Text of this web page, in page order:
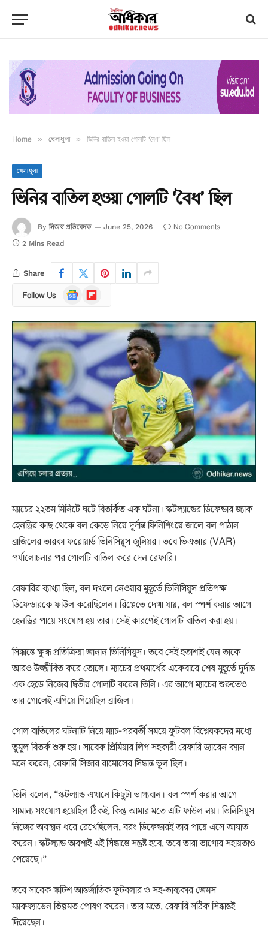
Home » খেলাধুলা » ভিনির বাতিল হওয়া গোলটি ‘বৈধ’ ছিল
খেলাধুলা
ভিনির বাতিল হওয়া গোলটি ‘বৈধ’ ছিল
By নিজস্ব প্রতিবেদক June 25, 2026 No Comments
2 Mins Read
Share
Follow Us
Google
News
Flipboard
ম্যাচের ২২তম মিনিটে ঘটে বিতর্কিত এক ঘটনা। স্কটল্যান্ডের ডিফেন্ডার জ্যাক
হেনড্রির কাছ থেকে বল কেড়ে নিয়ে দুর্দান্ত ফিনিশিংয়ে জালে বল পাঠান
ব্রাজিলের তারকা ফরোয়ার্ড ভিনিসিয়ুস জুনিয়র। তবে ভিএআর (VAR)
পর্যালোচনার পর গোলটি বাতিল করে দেন রেফারি।
রেফারির ব্যাখ্যা ছিল, বল দখলে নেওয়ার মুহূর্তে ভিনিসিয়ুস প্রতিপক্ষ
ডিফেন্ডারকে ফাউল করেছিলেন। রিপ্লেতে দেখা যায়, বল স্পর্শ করার আগে
হেনড্রির পায়ে সংযোগ হয় তার। সেই কারণেই গোলটি বাতিল করা হয়।
সিদ্ধান্তে ক্ষুব্ধ প্রতিক্রিয়া জানান ভিনিসিয়ুস। তবে সেই হতাশাই যেন তাকে
আরও উজ্জীবিত করে তোলে। ম্যাচের প্রথমার্ধের একেবারে শেষ মুহূর্তে দুর্দান্ত
এক হেডে নিজের দ্বিতীয় গোলটি করেন তিনি। এর আগে ম্যাচের শুরুতেও
তার গোলেই এগিয়ে গিয়েছিল ব্রাজিল।
গোল বাতিলের ঘটনাটি নিয়ে ম্যাচ-পরবর্তী সময়ে ফুটবল বিশ্লেষকদের মধ্যে
তুমুল বিতর্ক শুরু হয়। সাবেক প্রিমিয়ার লিগ সহকারী রেফারি ড্যারেন ক্যান
মনে করেন, রেফারি সিজার রামোসের সিদ্ধান্ত ভুল ছিল।
তিনি বলেন, “স্কটল্যান্ড এখানে কিছুটা ভাগ্যবান। বল স্পর্শ করার আগে
সামান্য সংযোগ হয়েছিল ঠিকই, কিন্তু আমার মতে এটি ফাউল নয়। ভিনিসিয়ুস
নিজের অবস্থান ধরে রেখেছিলেন, বরং ডিফেন্ডারই তার পায়ে এসে আঘাত
করেন। স্কটল্যান্ড অবশ্যই এই সিদ্ধান্তে সন্তুষ্ট হবে, তবে তারা ভাগ্যের সহায়তাও
পেয়েছে।”
তবে সাবেক স্কটিশ আন্তর্জাতিক ফুটবলার ও সহ-ভাষ্যকার জেমস
ম্যাকফ্যাডেন ভিন্নমত পোষণ করেন। তার মতে, রেফারি সঠিক সিদ্ধান্তই
দিয়েছেন।